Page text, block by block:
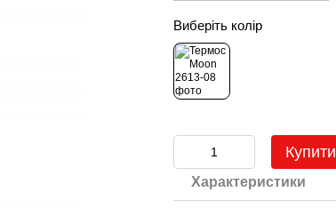
Виберіть колір
Купити
Характеристики